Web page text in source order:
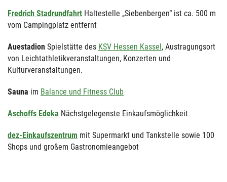
Fredrich Stadrundfahrt Haltestelle „Siebenbergen“ ist ca. 500 m
vom Campingplatz entfernt
Auestadion Spielstätte des KSV Hessen Kassel, Austragungsort
von Leichtathletikveranstaltungen, Konzerten und
Kulturveranstaltungen.
Sauna im Balance und Fitness Club
Aschoffs Edeka Nächstgelegenste Einkaufsmöglichkeit
dez-Einkaufszentrum mit Supermarkt und Tankstelle sowie 100
Shops und großem Gastronomieangebot